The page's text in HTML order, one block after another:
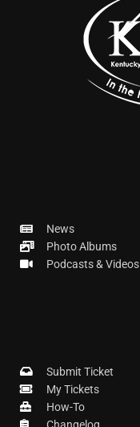
News
Photo Albums
Podcasts & Videos
Submit Ticket
My Tickets
How-To